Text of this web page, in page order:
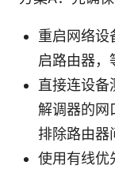
重启网络设
启路由器，
直接连设备
解调器的网
排除路由器
使用有线优